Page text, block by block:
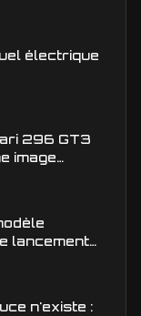
électrique
296 GT3
image
lancement
n'existe :